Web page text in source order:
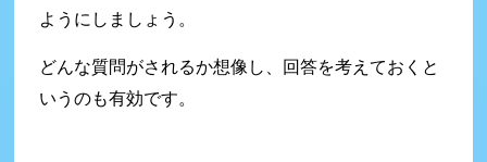
ようにしましょう。
どんな質問がされるか想像し、回答を考えておくと
いうのも有効です。